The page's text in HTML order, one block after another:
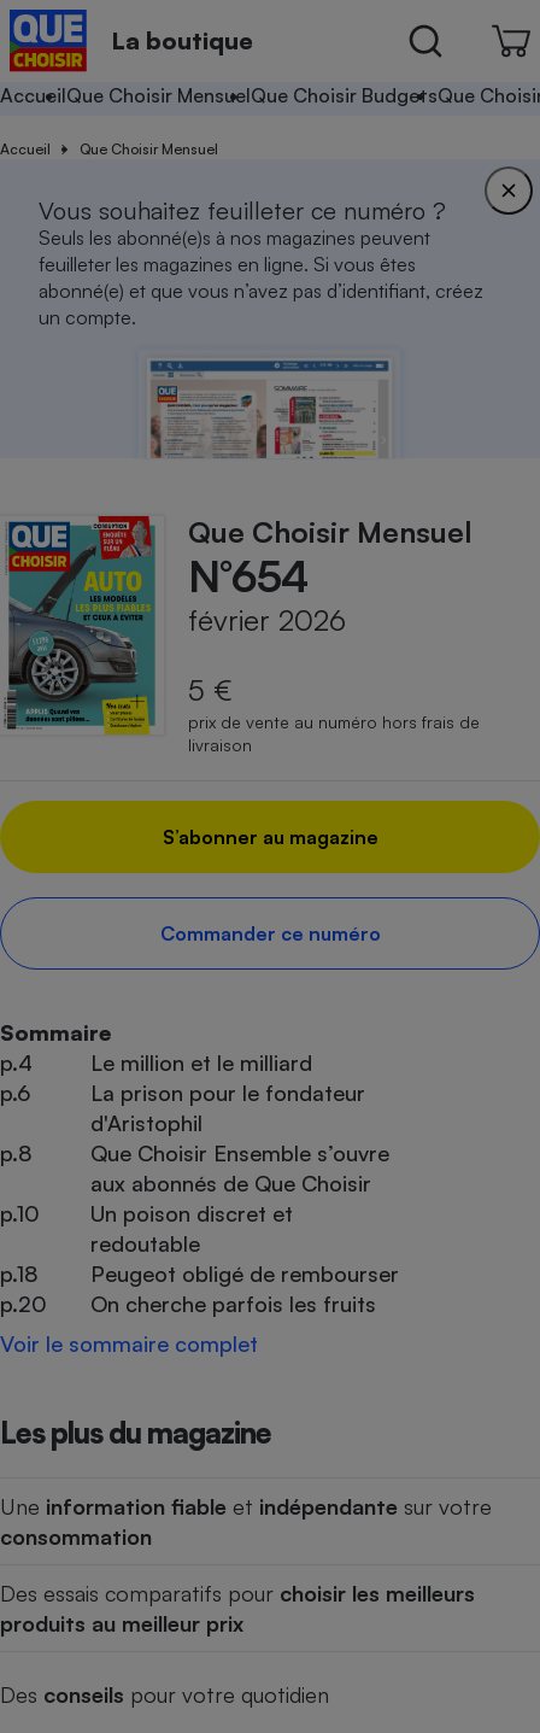
La boutique
AccueilQue Choisir MensuelQue Choisir BudgetsQue
Accueil Que Choisir Mensuel
Vous souhaitez feuilleter ce numéro ?
Seuls les abonné(e)s à nos magazines peuvent
feuilleter les magazines en ligne. Si vous êtes
abonné(e) et que vous n’avez pas d’identifiant, créez
un compte.
Que Choisir Mensuel
N°654
février 2026
5 €
prix de vente au numéro hors frais de
livraison
S’abonner au magazine
Commander ce numéro
Sommaire
p.4
Le million et le milliard
p.6
La prison pour le fondateur
d'Aristophil
p.8
Que Choisir Ensemble s’ouvre
aux abonnés de Que Choisir
p.10
Un poison discret et
redoutable
p.18
Peugeot obligé de rembourser
p.20
On cherche parfois les fruits
Voir le sommaire complet
Les plus du magazine
Une information fiable et indépendante sur votre
consommation
Des essais comparatifs pour choisir les meilleurs
produits au meilleur prix
Des conseils pour votre quotidien